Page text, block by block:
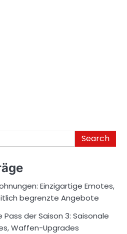
Einzigartige Emotes,
begrenzte Angebote
der Saison 3: Saisonale
Waffen-Upgrades